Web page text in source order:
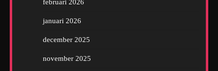
februari 2026
januari 2026
december 2025
november 2025